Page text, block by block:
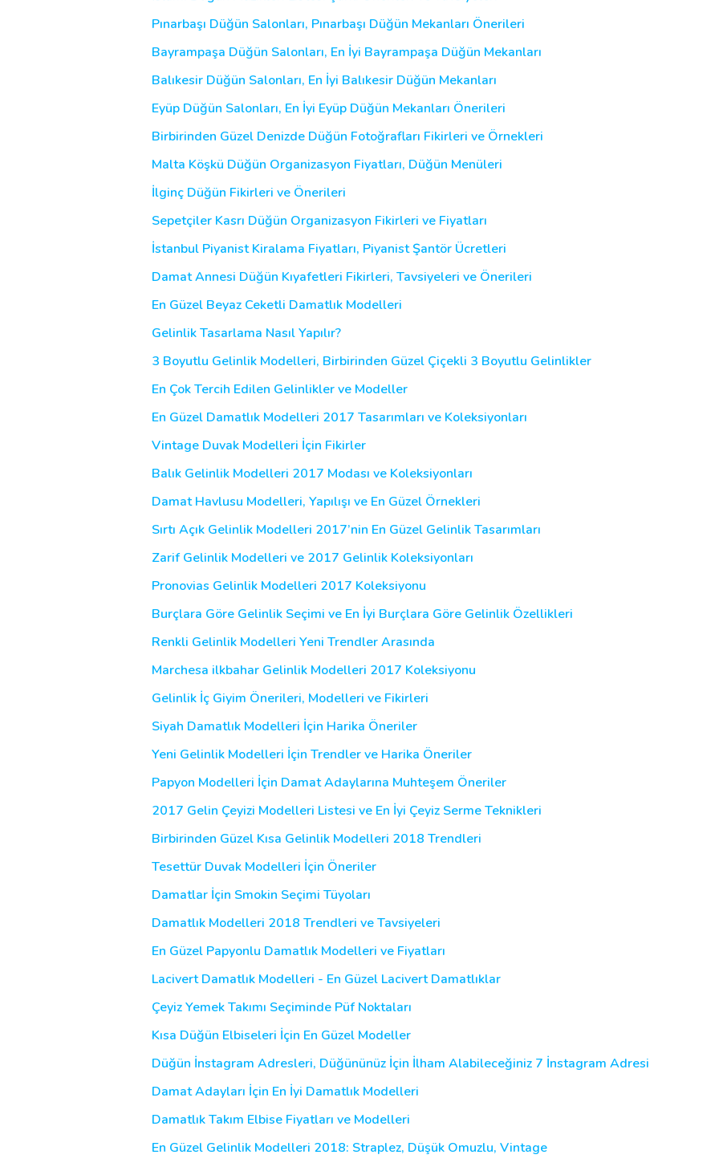
Pınarbaşı Düğün Salonları, Pınarbaşı Düğün Mekanları Önerileri
Bayrampaşa Düğün Salonları, En İyi Bayrampaşa Düğün Mekanları
Balıkesir Düğün Salonları, En İyi Balıkesir Düğün Mekanları
Eyüp Düğün Salonları, En İyi Eyüp Düğün Mekanları Önerileri
Birbirinden Güzel Denizde Düğün Fotoğrafları Fikirleri ve Örnekleri
Malta Köşkü Düğün Organizasyon Fiyatları, Düğün Menüleri
İlginç Düğün Fikirleri ve Önerileri
Sepetçiler Kasrı Düğün Organizasyon Fikirleri ve Fiyatları
İstanbul Piyanist Kiralama Fiyatları, Piyanist Şantör Ücretleri
Damat Annesi Düğün Kıyafetleri Fikirleri, Tavsiyeleri ve Önerileri
En Güzel Beyaz Ceketli Damatlık Modelleri
Gelinlik Tasarlama Nasıl Yapılır?
3 Boyutlu Gelinlik Modelleri, Birbirinden Güzel Çiçekli 3 Boyutlu Gelinlikler
En Çok Tercih Edilen Gelinlikler ve Modeller
En Güzel Damatlık Modelleri 2017 Tasarımları ve Koleksiyonları
Vintage Duvak Modelleri İçin Fikirler
Balık Gelinlik Modelleri 2017 Modası ve Koleksiyonları
Damat Havlusu Modelleri, Yapılışı ve En Güzel Örnekleri
Sırtı Açık Gelinlik Modelleri 2017’nin En Güzel Gelinlik Tasarımları
Zarif Gelinlik Modelleri ve 2017 Gelinlik Koleksiyonları
Pronovias Gelinlik Modelleri 2017 Koleksiyonu
Burçlara Göre Gelinlik Seçimi ve En İyi Burçlara Göre Gelinlik Özellikleri
Renkli Gelinlik Modelleri Yeni Trendler Arasında
Marchesa ilkbahar Gelinlik Modelleri 2017 Koleksiyonu
Gelinlik İç Giyim Önerileri, Modelleri ve Fikirleri
Siyah Damatlık Modelleri İçin Harika Öneriler
Yeni Gelinlik Modelleri İçin Trendler ve Harika Öneriler
Papyon Modelleri İçin Damat Adaylarına Muhteşem Öneriler
2017 Gelin Çeyizi Modelleri Listesi ve En İyi Çeyiz Serme Teknikleri
Birbirinden Güzel Kısa Gelinlik Modelleri 2018 Trendleri
Tesettür Duvak Modelleri İçin Öneriler
Damatlar İçin Smokin Seçimi Tüyoları
Damatlık Modelleri 2018 Trendleri ve Tavsiyeleri
En Güzel Papyonlu Damatlık Modelleri ve Fiyatları
Lacivert Damatlık Modelleri - En Güzel Lacivert Damatlıklar
Çeyiz Yemek Takımı Seçiminde Püf Noktaları
Kısa Düğün Elbiseleri İçin En Güzel Modeller
Düğün İnstagram Adresleri, Düğününüz İçin İlham Alabileceğiniz 7 İnstagram Adresi
Damat Adayları İçin En İyi Damatlık Modelleri
Damatlık Takım Elbise Fiyatları ve Modelleri
En Güzel Gelinlik Modelleri 2018: Straplez, Düşük Omuzlu, Vintage